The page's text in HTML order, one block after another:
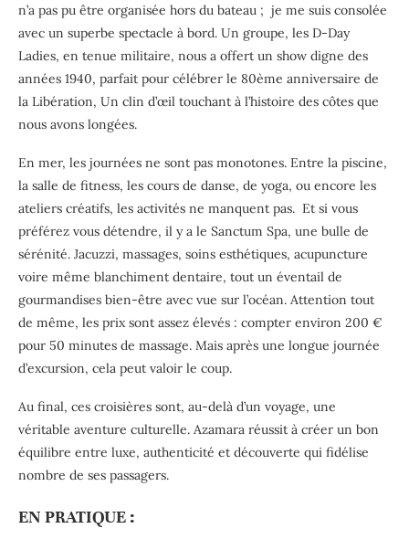
n’a pas pu être organisée hors du bateau ; je me suis consolée
avec un superbe spectacle à bord. Un groupe, les D-Day
Ladies, en tenue militaire, nous a offert un show digne des
années 1940, parfait pour célébrer le 80ème anniversaire de
la Libération, Un clin d’œil touchant à l’histoire des côtes que
nous avons longées.
En mer, les journées ne sont pas monotones. Entre la piscine,
la salle de fitness, les cours de danse, de yoga, ou encore les
ateliers créatifs, les activités ne manquent pas. Et si vous
préférez vous détendre, il y a le Sanctum Spa, une bulle de
sérénité. Jacuzzi, massages, soins esthétiques, acupuncture
voire même blanchiment dentaire, tout un éventail de
gourmandises bien-être avec vue sur l’océan. Attention tout
de même, les prix sont assez élevés : compter environ 200 €
pour 50 minutes de massage. Mais après une longue journée
d’excursion, cela peut valoir le coup.
Au final, ces croisières sont, au-delà d’un voyage, une
véritable aventure culturelle. Azamara réussit à créer un bon
équilibre entre luxe, authenticité et découverte qui fidélise
nombre de ses passagers.
EN PRATIQUE :